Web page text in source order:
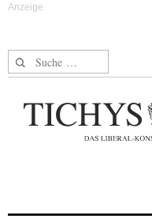
Suche nach: